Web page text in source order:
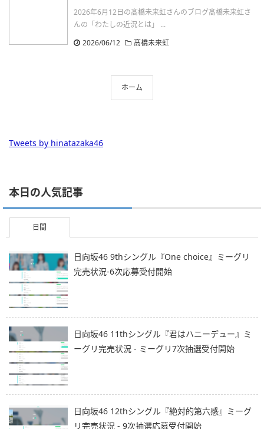
2026年6月12日の髙橋未来虹さんのブログ髙橋未来虹さ
んの「わたしの近況とは」 ...
2026/06/12
髙橋未来虹
ホーム
Tweets by hinatazaka46
本日の人気記事
日間
日向坂46 9thシングル『One choice』ミーグリ
完売状況-6次応募受付開始
日向坂46 11thシングル『君はハニーデュー』ミ
ーグリ完売状況 - ミーグリ7次抽選受付開始
日向坂46 12thシングル『絶対的第六感』ミーグ
リ完売状況 - 9次抽選応募受付開始